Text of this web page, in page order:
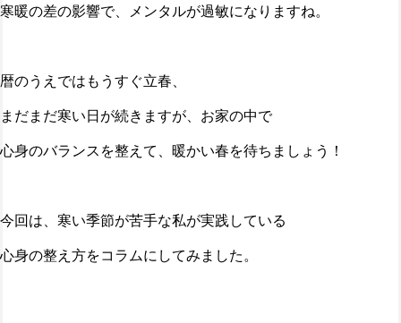
寒暖の差の影響で、メンタルが過敏になりますね。
暦のうえではもうすぐ立春、
まだまだ寒い日が続きますが、お家の中で
心身のバランスを整えて、暖かい春を待ちましょう！
今回は、寒い季節が苦手な私が実践している
心身の整え方をコラムにしてみました。